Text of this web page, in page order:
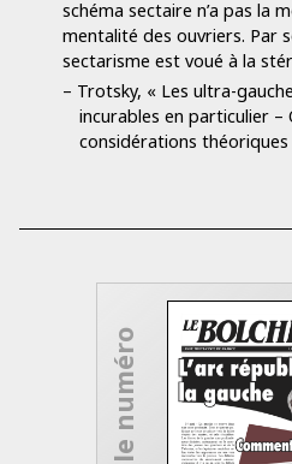
schéma sectaire n’a pas la
mentalité des ouvriers. Par
sectarisme est voué à la
– Trotsky, « Les ultra-
incurables en particulier –
considérations